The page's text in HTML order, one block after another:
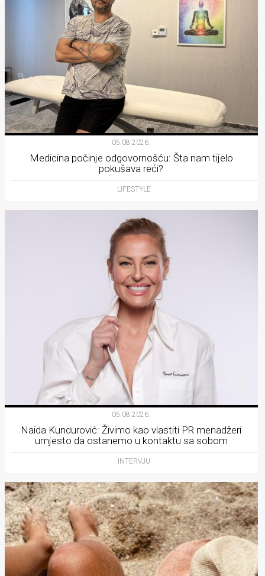
05.08.2026.
Medicina počinje odgovornošću: Šta nam tijelo
pokušava reći?
LIFESTYLE
05.08.2026.
Naida Kundurović: Živimo kao vlastiti PR menadžeri
umjesto da ostanemo u kontaktu sa sobom
INTERVJU